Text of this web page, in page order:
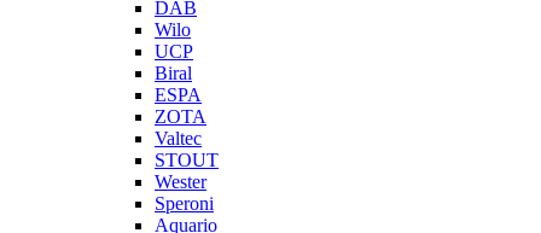
DAB
Wilo
UCP
Biral
ESPA
ZOTA
Valtec
STOUT
Wester
Speroni
Aquario